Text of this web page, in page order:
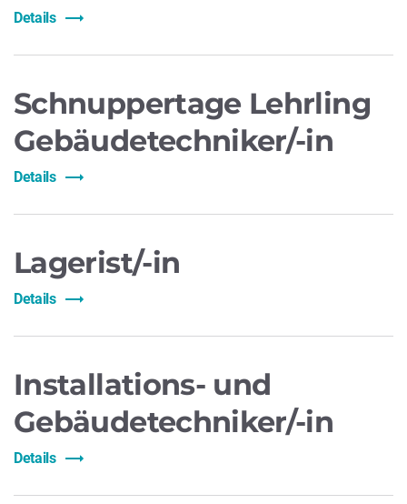
Details
Schnuppertage Lehrling
Gebäudetechniker/-in
Details
Lagerist/-in
Details
Installations- und
Gebäudetechniker/-in
Details